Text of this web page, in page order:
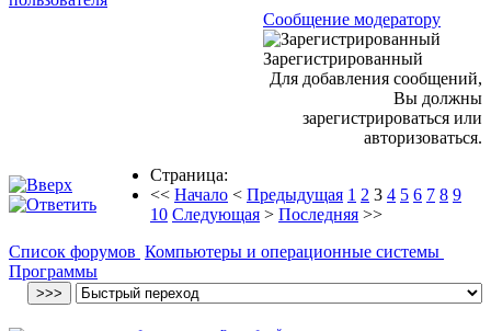
Сообщение модератору
Зарегистрированный
Для добавления сообщений,
Вы должны
зарегистрироваться или
авторизоваться.
Страница:
<< Начало < Предыдущая 1 2 3 4 5 6 7 8 9
10 Следующая > Последняя >>
Список форумов Компьютеры и операционные системы
Программы